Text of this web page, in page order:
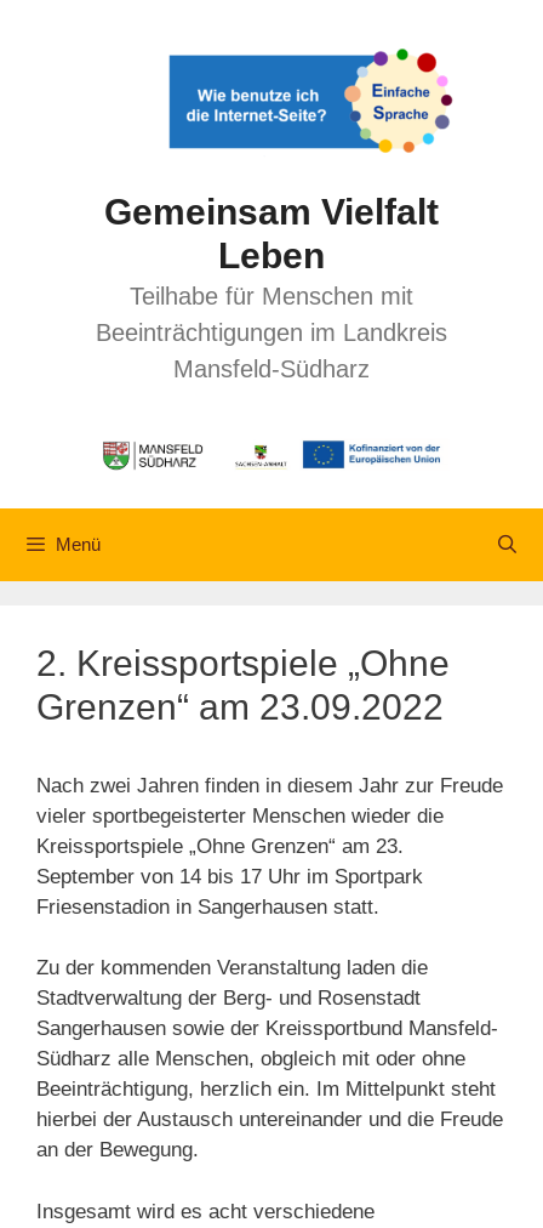
Gemeinsam Vielfalt
Leben
Teilhabe für Menschen mit
Beeinträchtigungen im Landkreis
Mansfeld-Südharz
Menü
2. Kreissportspiele „Ohne
Grenzen“ am 23.09.2022
Nach zwei Jahren finden in diesem Jahr zur Freude
vieler sportbegeisterter Menschen wieder die
Kreissportspiele „Ohne Grenzen“ am 23.
September von 14 bis 17 Uhr im Sportpark
Friesenstadion in Sangerhausen statt.
Zu der kommenden Veranstaltung laden die
Stadtverwaltung der Berg- und Rosenstadt
Sangerhausen sowie der Kreissportbund Mansfeld-
Südharz alle Menschen, obgleich mit oder ohne
Beeinträchtigung, herzlich ein. Im Mittelpunkt steht
hierbei der Austausch untereinander und die Freude
an der Bewegung.
Insgesamt wird es acht verschiedene